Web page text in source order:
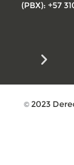
(PBX): +57
© 2023